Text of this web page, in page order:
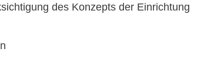
des Konzepts der Einrichtung